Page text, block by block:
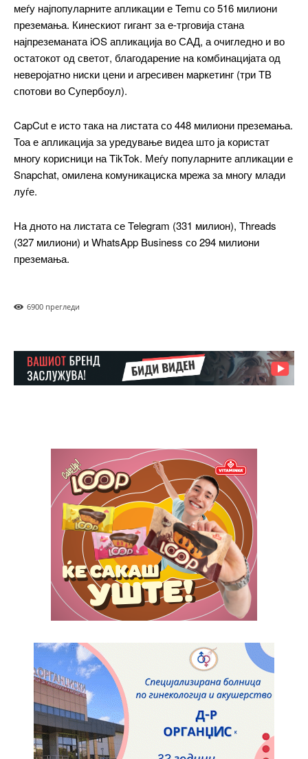
Free
бесплатно / forever
ИЗБЕРЕТЕ ПЛАН
Included for free:
Etiam est nibh, lobortis sit
Praesent euismod ac
Ut mollis pellentesque tortor
Donec quis est ac felis
Orci varius natoque dolor
Pro
$100 / year placeholder text
Full member access:
Etiam est nibh, lobortis sit
Praesent euismod ac
Ut mollis pellentesque tortor
Nullam eu erat condimentum
Donec quis est ac felis
Orci varius natoque dolor
Yearly pricing Monthly pricing
меѓу најпопуларните апликации е Temu со 516 милиони
преземања. Кинескиот гигант за е-трговија стана
најпреземаната iOS апликација во САД, а очигледно и во
остатокот од светот, благодарение на комбинацијата од
неверојатно ниски цени и агресивен маркетинг (три ТВ
спотови во Супербоул).
CapCut е исто така на листата со 448 милиони преземања.
Тоа е апликација за уредување видеа што ја користат
многу корисници на TikTok. Меѓу популарните апликации е
Snapchat, омилена комуникациска мрежа за многу млади
луѓе.
На дното на листата се Telegram (331 милион), Threads
(327 милиони) и WhatsApp Business со 294 милиони
преземања.
6900 прегледи